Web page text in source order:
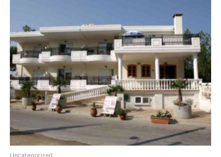
Uncategorized